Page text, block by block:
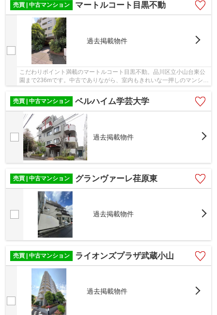
売買 | 中古マンション マートルコート目黒不動
過去掲載物件
こだわりポイント満載のマートルコート目黒不動。品川区立小山台東公
園まで236mです。中古でありながら、室内もきれいな一押しのマンショ
売買 | 中古マンション
ベルハイム学芸大学
過去掲載物件
売買 | 中古マンション グランヴァーレ荏原東
過去掲載物件
売買 | 中古マンション ライオンズプラザ武蔵小山
過去掲載物件